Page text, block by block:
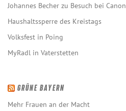
Johannes Becher zu Besuch bei Canon
Haushaltssperre des Kreistags
Volksfest in Poing
MyRadl in Vaterstetten
GRÜNE BAYERN
Mehr Frauen an der Macht